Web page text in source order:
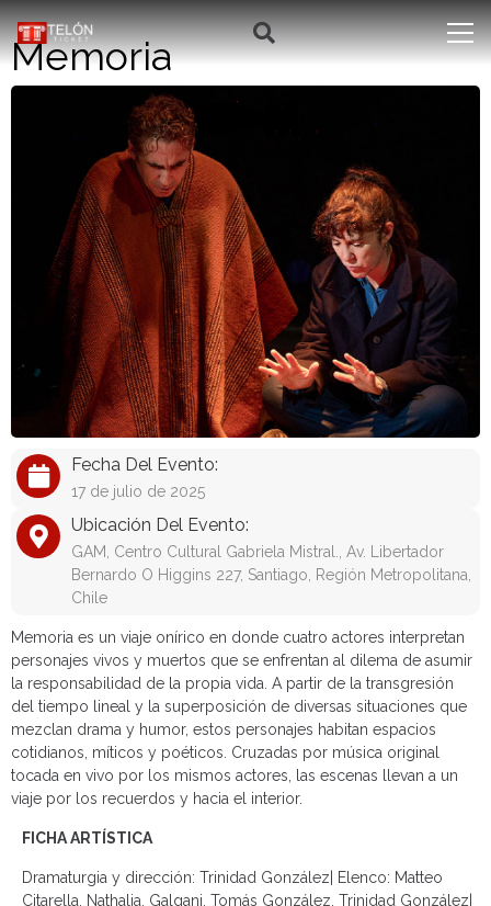
Memoria
Fecha Del Evento:
17 de julio de 2025
Ubicación Del Evento:
GAM, Centro Cultural Gabriela Mistral., Av. Libertador
Bernardo O Higgins 227, Santiago, Región Metropolitana,
Chile
Memoria es un viaje onírico en donde cuatro actores interpretan
personajes vivos y muertos que se enfrentan al dilema de asumir
la responsabilidad de la propia vida. A partir de la transgresión
del tiempo lineal y la superposición de diversas situaciones que
mezclan drama y humor, estos personajes habitan espacios
cotidianos, míticos y poéticos. Cruzadas por música original
tocada en vivo por los mismos actores, las escenas llevan a un
viaje por los recuerdos y hacia el interior.
FICHA ARTÍSTICA
Dramaturgia y dirección: Trinidad González| Elenco: Matteo
Citarella, Nathalia, Galgani, Tomás González, Trinidad González|